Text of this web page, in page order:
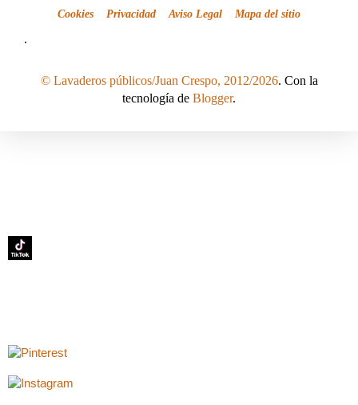
Cookies Privacidad Aviso Legal Mapa del sitio
.
© Lavaderos públicos/Juan Crespo, 2012/2026. Con la
tecnología de Blogger.